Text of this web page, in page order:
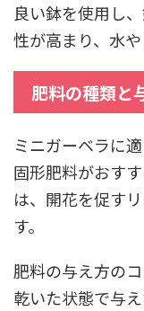
良い鉢を使用し
性が高まり、水や
肥料の種類と
ミニガーベラに
固形肥料がおす
は、開花を促す
す。
肥料の与え方の
乾いた状態で与